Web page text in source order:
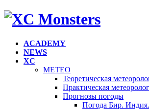
ACADEMY
NEWS
XC
METEO
Теоретическая
Практическая
Прогнозы погоды
Погода Бир. Индия.